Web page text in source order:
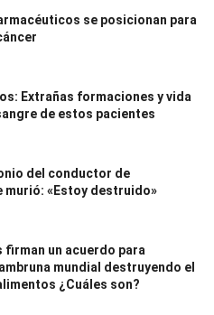
se posicionan para
Extrañas formaciones y vida
de estos pacientes
del conductor de
murió: «Estoy destruido»
firman un acuerdo para
mundial destruyendo el
¿Cuáles son?